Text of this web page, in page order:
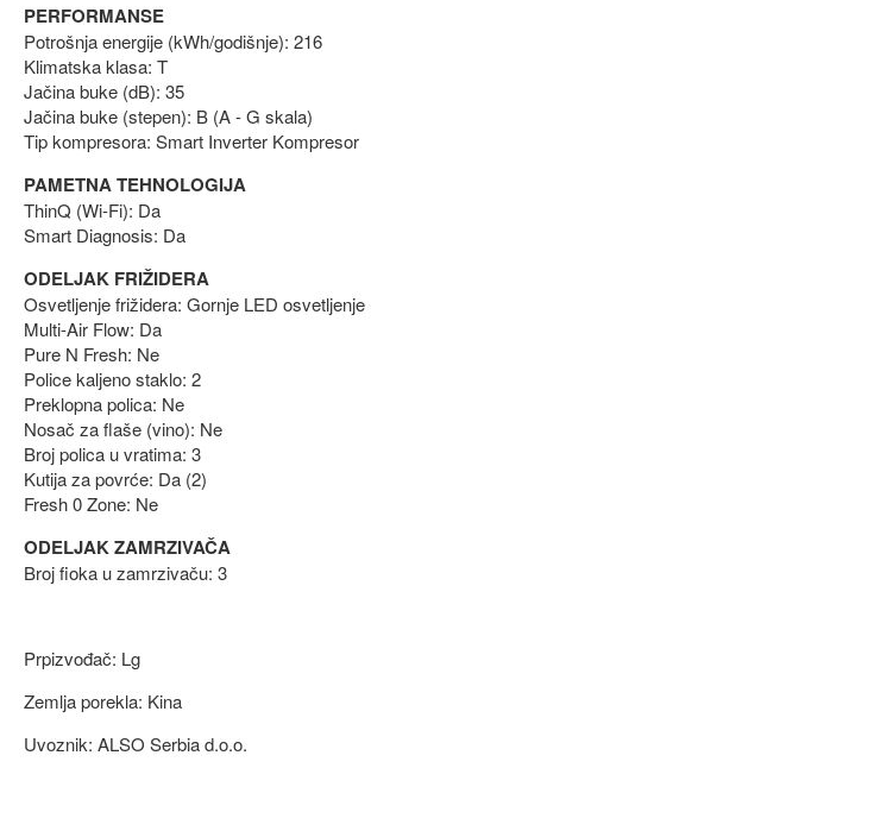
PERFORMANSE
Potrošnja energije (kWh/godišnje): 216
Klimatska klasa: T
Jačina buke (dB): 35
Jačina buke (stepen): B (A - G skala)
Tip kompresora: Smart Inverter Kompresor
PAMETNA TEHNOLOGIJA
ThinQ (Wi-Fi): Da
Smart Diagnosis: Da
ODELJAK FRIŽIDERA
Osvetljenje frižidera: Gornje LED osvetljenje
Multi-Air Flow: Da
Pure N Fresh: Ne
Police kaljeno staklo: 2
Preklopna polica: Ne
Nosač za flaše (vino): Ne
Broj polica u vratima: 3
Kutija za povrće: Da (2)
Fresh 0 Zone: Ne
ODELJAK ZAMRZIVAČA
Broj fioka u zamrzivaču: 3
Prpizvođač: Lg
Zemlja porekla: Kina
Uvoznik: ALSO Serbia d.o.o.